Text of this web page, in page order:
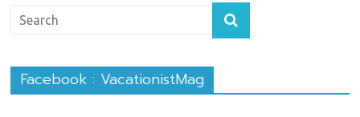
Facebook : VacationistMag